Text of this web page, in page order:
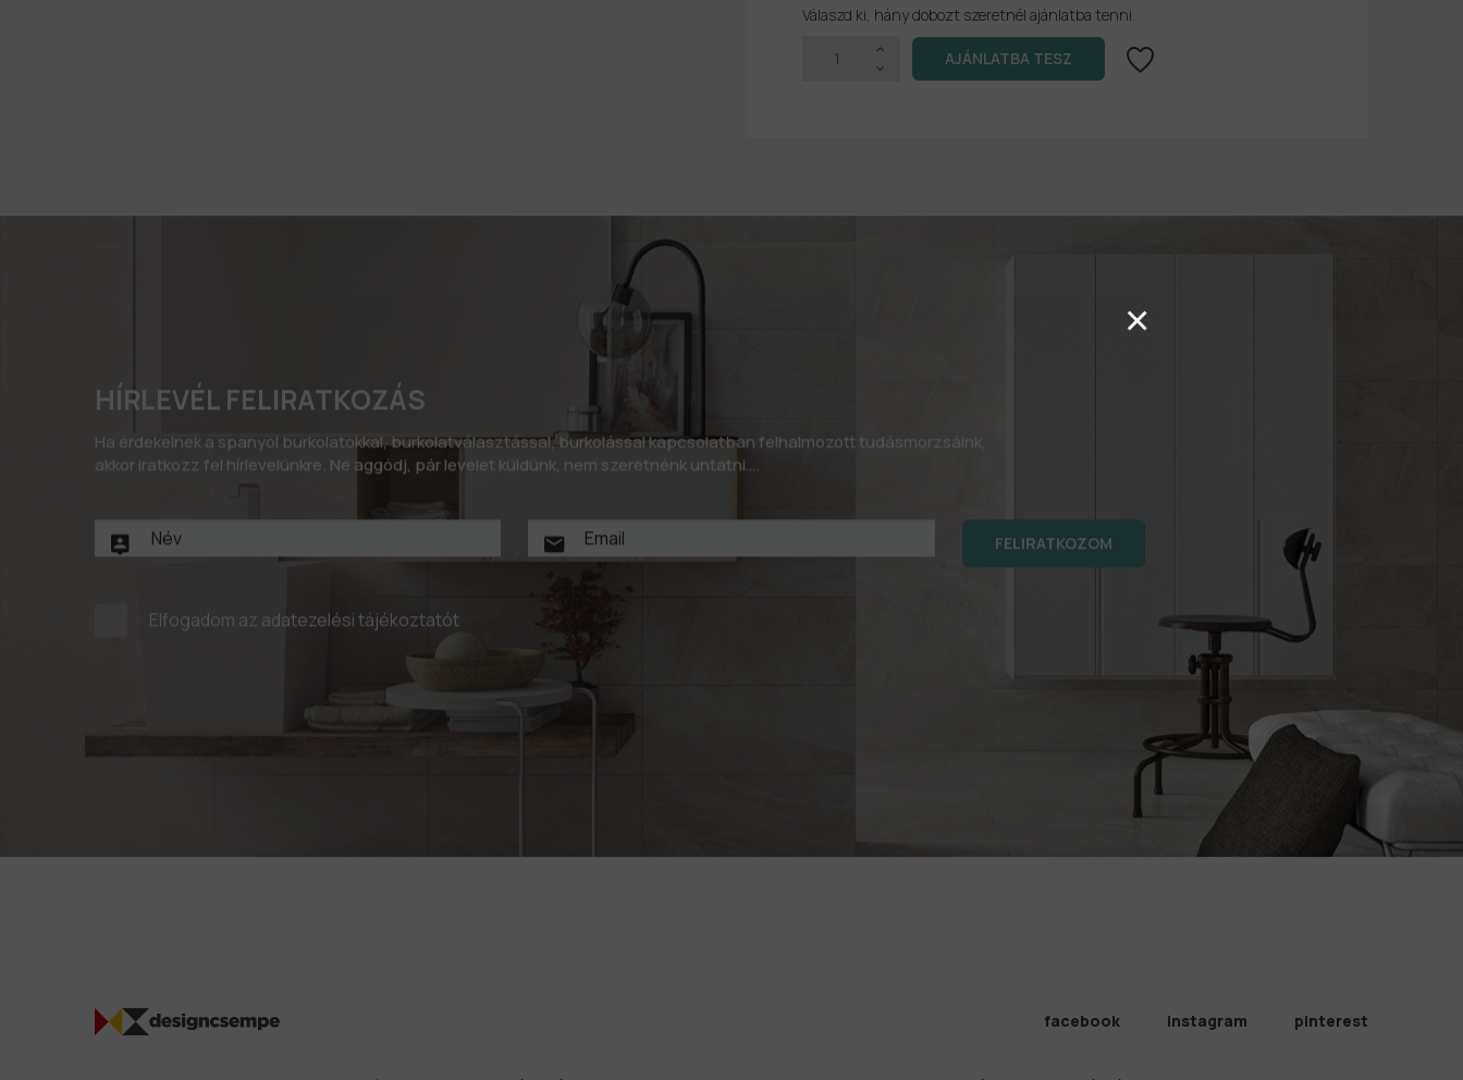
Válaszd ki, hány dobozt szeretnél ajánlatba tenni.
HÍRLEVÉL FELIRATKOZÁS
Ha érdekelnek a spanyol burkolatokkal, burkolatválasztással, burkolással kapcsolatban felhalmozott tudásmorzsáink,
akkor iratkozz fel hírlevelünkre. Ne aggódj, pár levelet küldünk, nem szeretnénk untatni….
FELIRATKOZOM
Elfogadom az adatezelési tájékoztatót
facebook instagram pinterest
×